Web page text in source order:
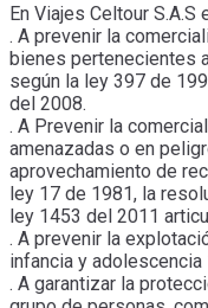
En Viajes Celtour
. A prevenir la
bienes pertenecientes
según la ley 397 de
del 2008.
. A Prevenir la
amenazadas o en
aprovechamiento de
ley 17 de 1981, la
ley 1453 del 2011
. A prevenir la
infancia y
. A garantizar la